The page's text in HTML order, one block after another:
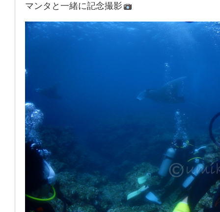
マンタと一緒に記念撮影